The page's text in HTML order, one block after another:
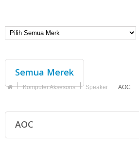
Semua Merek
Komputer Aksesoris Speaker AOC
AOC